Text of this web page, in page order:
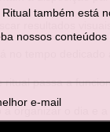
ritual passa a
a organizar o dia e a
também está
nossos conteúdos